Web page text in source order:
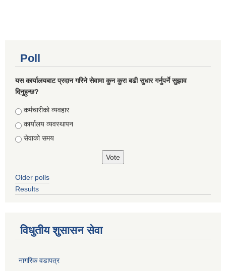
Poll
यस कार्यालयबाट प्रदान गरिने सेवामा कुन कुरा बढी सुधार गर्नुपर्ने सुझाव
दिनुहुन्छ?
Choices
कर्मचारीको व्यवहार
कार्यालय व्यवस्थापन
सेवाको समय
Older polls
Results
विधुतीय शुसासन सेवा
नागरिक वडापत्र